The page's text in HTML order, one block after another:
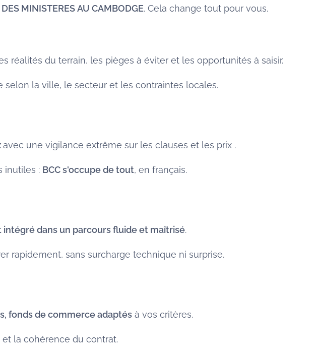
MINISTERES AU CAMBODGE. Cela change tout pour vous.
réalités du terrain, les pièges à éviter et les opportunités à saisir.
la ville, le secteur et les contraintes locales.
avec une vigilance extrême sur les clauses et les prix .
inutiles : BCC s'occupe de tout, en français.
intégré dans un parcours fluide et maîtrisé.
rapidement, sans surcharge technique ni surprise.
fonds de commerce adaptésà vos critères.
et la cohérence du contrat.